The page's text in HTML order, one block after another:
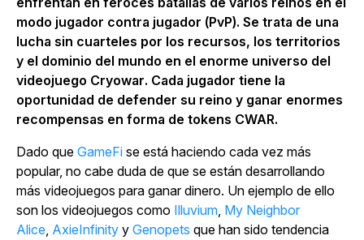
modo jugador contra jugador (PvP). Se trata de una
lucha sin cuarteles por los recursos, los territorios
y el dominio del mundo en el enorme universo del
videojuego Cryowar. Cada jugador tiene la
oportunidad de defender su reino y ganar enormes
recompensas en forma de tokens CWAR.
Dado que GameFi se está haciendo cada vez más
popular, no cabe duda de que se están desarrollando
más videojuegos para ganar dinero. Un ejemplo de ello
son los videojuegos como Illuvium, My Neighbor
Alice, AxieInfinity y Genopets que han sido tendencia